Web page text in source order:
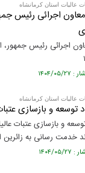
عالیات استان کرمانشاه
معاون اجرائی رئیس
اجرائی رئیس جمهور،
عالیات استان کرمانشاه
توسعه و بازسازی
و بازسازی عتبات
خدمت رسانی به